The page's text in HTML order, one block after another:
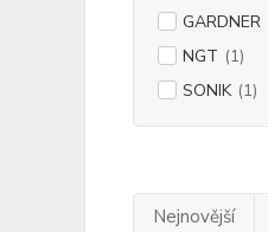
GARDNER
NGT (1)
SONIK (1)
Nejnovější